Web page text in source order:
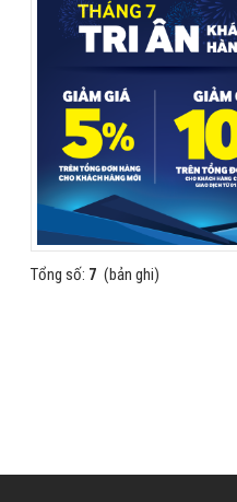
Tổng số: 7 (bản ghi)